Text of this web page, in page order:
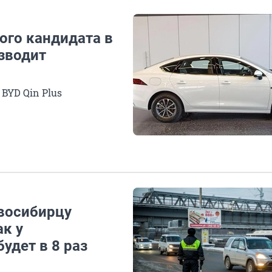
кандидата в
Qin Plus
у
в 8 раз